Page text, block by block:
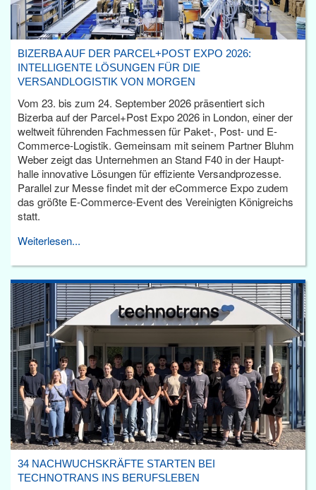
BIZERBA AUF DER PARCEL+POST EXPO 2026:
INTELLIGENTE LÖSUNGEN FÜR DIE
VERSANDLOGISTIK VON MORGEN
Vom 23. bis zum 24. September 2026 präsentiert sich
Bizerba auf der Parcel+Post Expo 2026 in London, einer der
weltweit führenden Fachmessen für Paket-, Post- und E-
Commerce-Logistik. Gemeinsam mit seinem Partner Bluhm
Weber zeigt das Unternehmen an Stand F40 in der Haupt­
halle innovative Lösungen für effiziente Versandprozesse.
Parallel zur Messe findet mit der eCommerce Expo zudem
das größte E-Commerce-Event des Vereinigten Königreichs
statt.
Weiterlesen...
34 NACHWUCHSKRÄFTE STARTEN BEI
TECHNOTRANS INS BERUFSLEBEN